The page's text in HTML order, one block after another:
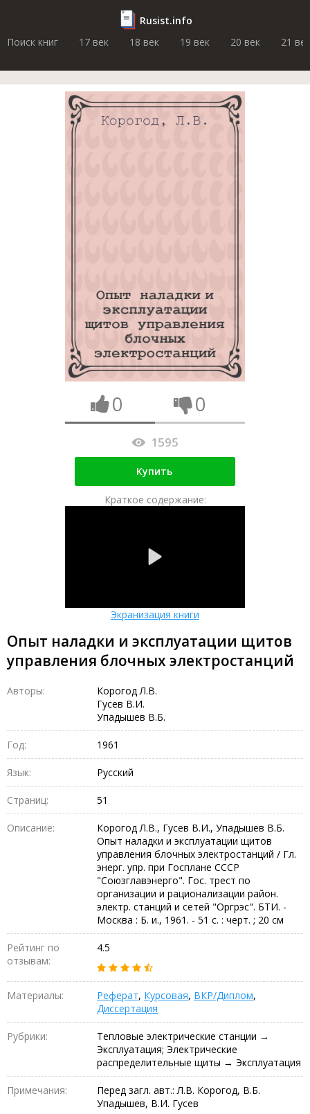
Rusist.info
Поиск книг
17 век 18 век 19 век 20 век 21 век
0 0
1595
Купить
Краткое содержание:
Экранизация книги
Опыт наладки и эксплуатации щитов
управления блочных электростанций
Авторы:
Корогод Л.В.
Гусев В.И.
Упадышев В.Б.
Год: 1961
Язык: Русский
Страниц: 51
Описание:
Корогод Л.В., Гусев В.И., Упадышев В.Б.
Опыт наладки и эксплуатации щитов
управления блочных электростанций / Гл.
энерг. упр. при Госплане СССР
"Союзглавэнерго". Гос. трест по
организации и рационализации район.
электр. станций и сетей "Оргрэс". БТИ. -
Москва : Б. и., 1961. - 51 с. : черт. ; 20 см
Рейтинг по
отзывам:
4.5
Материалы: Реферат, Курсовая, ВКР/Диплом,
Диссертация
Рубрики:
Тепловые электрические станции →
Эксплуатация; Электрические
распределительные щиты → Эксплуатация
Примечания:
Перед загл. авт.: Л.В. Корогод, В.Б.
Упадышев, В.И. Гусев